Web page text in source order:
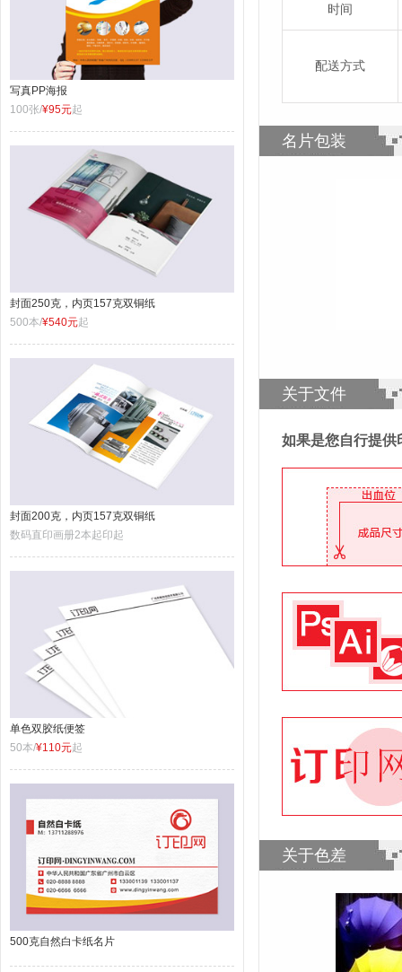
写真PP海报
100张/¥95元起
封面250克，内页157克双铜纸
500本/¥540元起
封面200克，内页157克双铜纸
数码直印画册2本起印起
单色双胶纸便签
50本/¥110元起
500克自然白卡纸名片
时间
配送方式
名片包装
关于文件
如果是您自行提供
关于色差